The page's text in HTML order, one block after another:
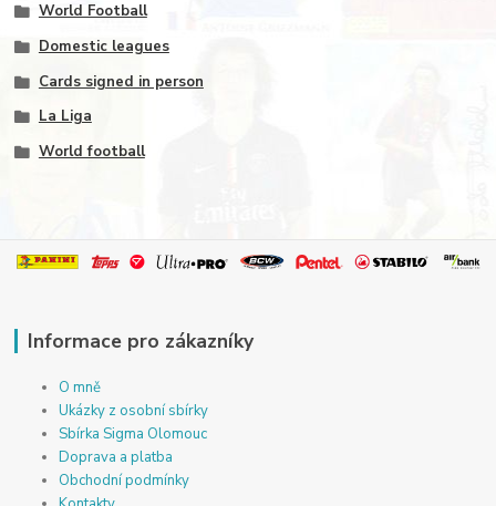
World Football
Domestic leagues
Cards signed in person
La Liga
World football
Informace pro zákazníky
O mně
Ukázky z osobní sbírky
Sbírka Sigma Olomouc
Doprava a platba
Obchodní podmínky